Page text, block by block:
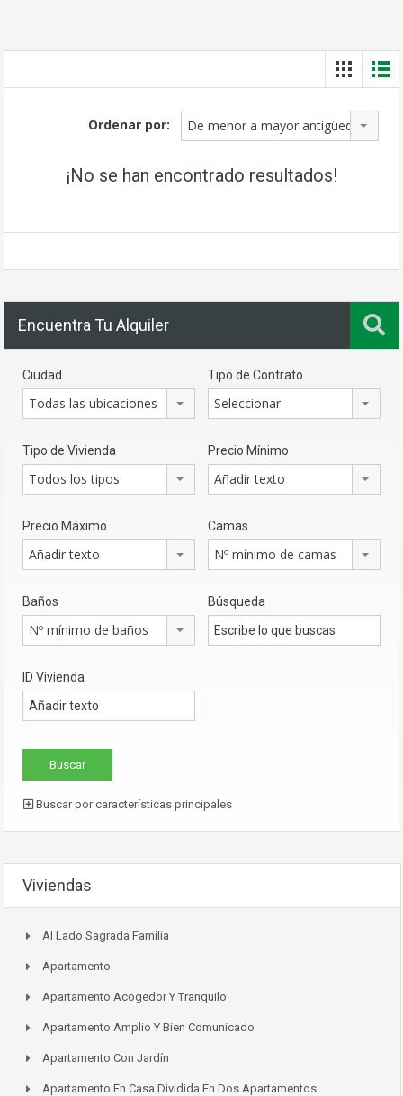
Ordenar por: De menor a mayor antigüedad
¡No se han encontrado resultados!
Encuentra Tu Alquiler
Ciudad
Todas las ubicaciones
Tipo de Contrato
Seleccionar
Tipo de Vivienda
Todos los tipos
Precio Mínimo
Añadir texto
Precio Máximo
Añadir texto
Camas
Nº mínimo de camas
Baños
Nº mínimo de baños
Búsqueda
ID Vivienda
Buscar por características principales
Viviendas
Al Lado Sagrada Familia
Apartamento
Apartamento Acogedor Y Tranquilo
Apartamento Amplio Y Bien Comunicado
Apartamento Con Jardín
Apartamento En Casa Dividida En Dos Apartamentos